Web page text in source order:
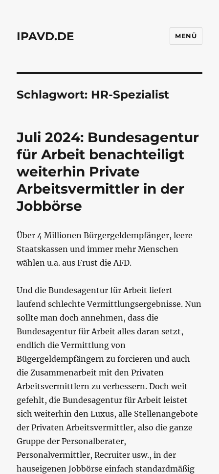
IPAVD.DE MENÜ
Schlagwort: HR-Spezialist
Juli 2024: Bundesagentur
für Arbeit benachteiligt
weiterhin Private
Arbeitsvermittler in der
Jobbörse
Über 4 Millionen Bürgergeldempfänger, leere
Staatskassen und immer mehr Menschen
wählen u.a. aus Frust die AFD.
Und die Bundesagentur für Arbeit liefert
laufend schlechte Vermittlungsergebnisse. Nun
sollte man doch annehmen, dass die
Bundesagentur für Arbeit alles daran setzt,
endlich die Vermittlung von
Bügergeldempfängern zu forcieren und auch
die Zusammenarbeit mit den Privaten
Arbeitsvermittlern zu verbessern. Doch weit
gefehlt, die Bundesagentur für Arbeit leistet
sich weiterhin den Luxus, alle Stellenangebote
der Privaten Arbeitsvermittler, also die ganze
Gruppe der Personalberater,
Personalvermittler, Recruiter usw., in der
hauseigenen Jobbörse einfach standardmäßig